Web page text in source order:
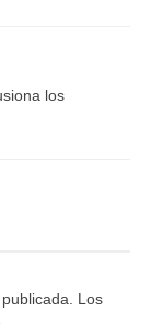
los
Los